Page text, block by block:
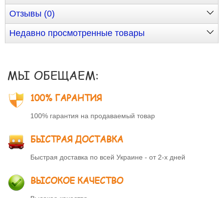
Отзывы (0)
Недавно просмотренные товары
МЫ ОБЕЩАЕМ:
100% ГАРАНТИЯ
100% гарантия на продаваемый товар
БЫСТРАЯ ДОСТАВКА
Быстрая доставка по всей Украине - от 2-х дней
ВЫСОКОЕ КАЧЕСТВО